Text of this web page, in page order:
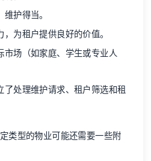
护得当。
为租户提供良好的价值。
市场（如家庭、学生或专业人
了处理维护请求、租户筛选和租
类型的物业可能还需要一些附